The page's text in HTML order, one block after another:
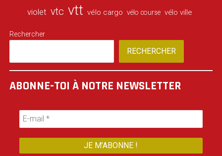
violet vtc vtt vélo cargo vélo course vélo ville
Rechercher
RECHERCHER
ABONNE-TOI À NOTRE NEWSLETTER